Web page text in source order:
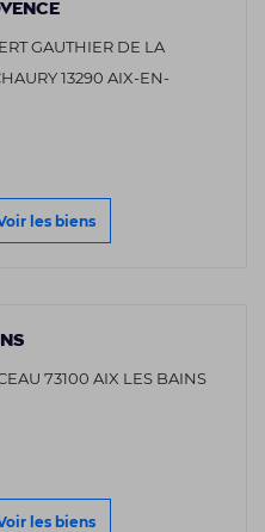
GAUTHIER DE LA
13290 AIX-EN-
les biens
73100 AIX LES BAINS
les biens